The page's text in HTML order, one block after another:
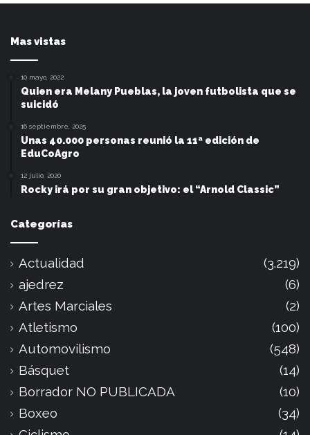
Mas vistas
10 mayo, 2022
Quien era Melany Pueblas, la joven futbolista que se
suicidó
16 septiembre, 2025
Unas 40.000 personas reunió la 11ª edición de
EduCoAgro
12 julio, 2020
Rocky irá por su gran objetivo: el “Arnold Classic”
Categorías
Actualidad
(3.219)
ajedrez
(6)
Artes Marciales
(2)
Atletismo
(100)
Automovilismo
(548)
Básquet
(14)
Borrador NO PUBLICADA
(10)
Boxeo
(34)